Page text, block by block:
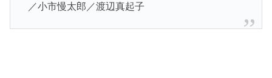
／小市慢太郎／渡辺真起子